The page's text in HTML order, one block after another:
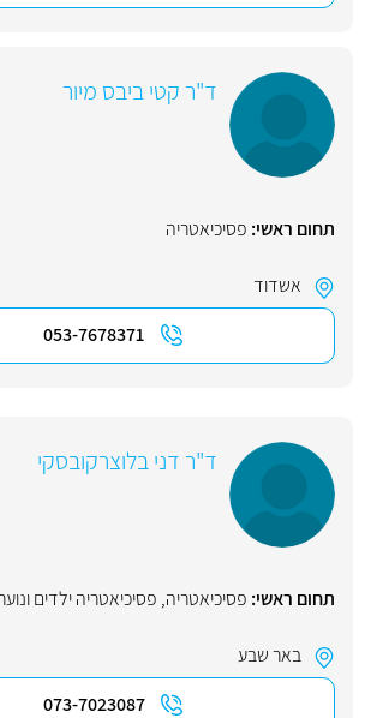
ד"ר קטי ביבס מיור
תחום ראשי: פסיכיאטריה
אשדוד
053-7678371
ד"ר דני בלוצרקובסקי
תחום ראשי: פסיכיאטריה, פסיכיאטריה ילדים
באר שבע
073-7023087